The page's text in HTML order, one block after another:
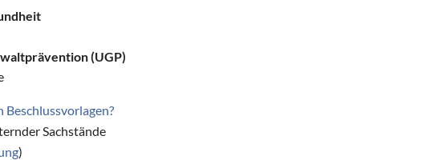
(UGP)
Beschlussvorlagen?
Sachstände
)